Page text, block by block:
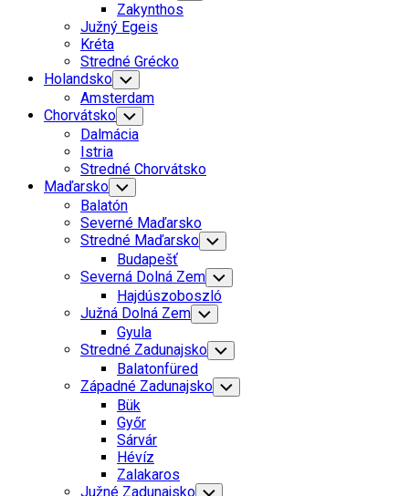
Child
Menu
Zakynthos
Južný Egeis
Kréta
Stredné Grécko
Holandsko Toggle
Child
Menu
Amsterdam
Chorvátsko Toggle
Child
Menu
Dalmácia
Istria
Stredné Chorvátsko
Maďarsko Toggle
Child
Menu
Balatón
Severné Maďarsko
Stredné Maďarsko Toggle
Child
Menu
Budapešť
Severná Dolná Zem Toggle
Child
Menu
Hajdúszoboszló
Južná Dolná Zem Toggle
Child
Menu
Gyula
Stredné Zadunajsko Toggle
Child
Menu
Balatonfüred
Západné Zadunajsko Toggle
Child
Bük
Győr
Sárvár
Hévíz
Zalakaros
Južné Zadunajsko Toggle